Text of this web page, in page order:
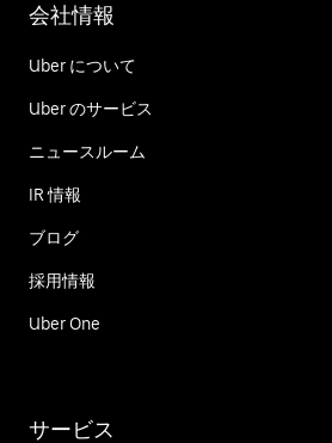
会社情報
Uber について
Uber のサービス
ニュースルーム
IR 情報
ブログ
採用情報
Uber One
サービス